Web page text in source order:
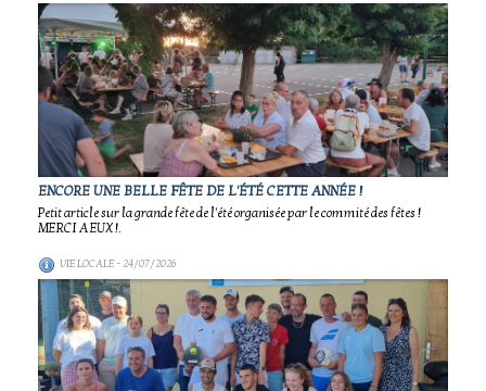
ENCORE UNE BELLE FÊTE DE L'ÉTÉ CETTE ANNÉE !
Petit article sur la grande fête de l'été organisée par le commité des fêtes !
MERCI A EUX !.
VIE LOCALE- 24/07/2026